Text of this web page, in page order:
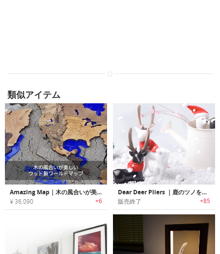
類似アイテム
Amazing Map｜木の風合いが美しいウッド製ワールドマップ「アメージングマップ」
¥ 36,090 +6
Dear Deer Pliers ｜鹿のツノをモチーフにデザインされたマルチプライヤー「ディアーディアー」
販売終了 +85